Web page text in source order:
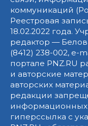
коммуникаций
Реестровая
18.02.2022 года.
редактор —
(8412) 238-002, e-
портале PNZ.RU
и авторские
авторских
редакции
информационных
гиперссылка с